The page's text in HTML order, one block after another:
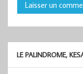
LE PALINDROME,